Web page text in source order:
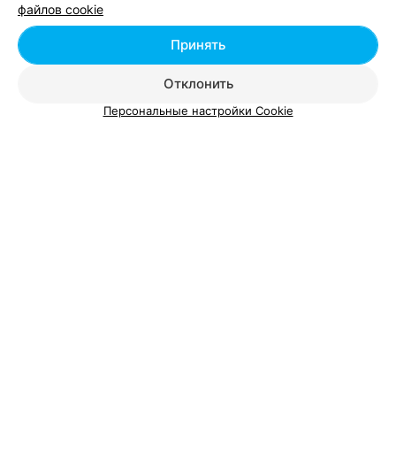
ЖЕНСКИЙ ФИТНЕС-КЛУБ
до 21:00
Люблю ваш клуб) Удачи вам и процветания!
файлов cookie
Отклонить
Принять
Персональные настройки Cookie